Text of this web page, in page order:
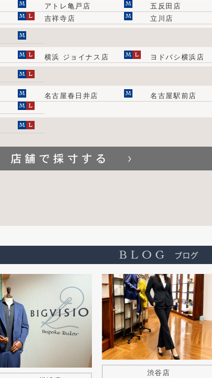
アトレ亀戸店
五反田店
吉祥寺店
立川店
横浜 ジョイナス店
ヨドバシ横浜店
名古屋春日井店
名古屋駅前店
渋谷店